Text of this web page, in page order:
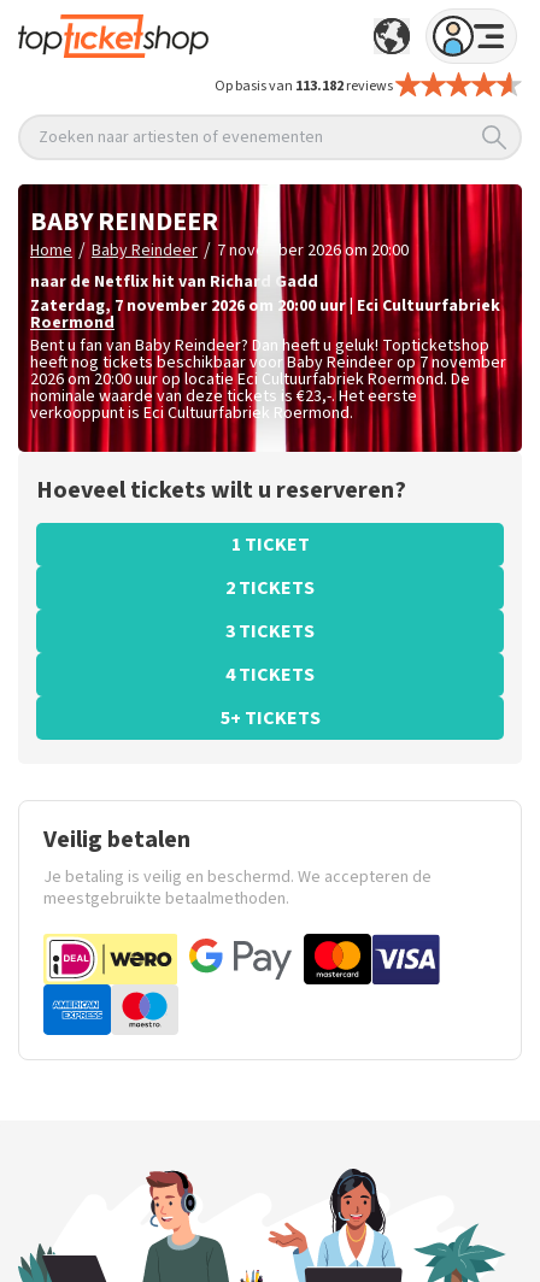
Op basis van 113.182reviews
Zoeken naar artiesten of evenementen
BABY REINDEER
Home / Baby Reindeer / 7 november 2026 om 20:00
naar de Netflix hit van Richard Gadd
zaterdag, 7 november 2026 om 20:00 uur |Eci Cultuurfabriek
Roermond
Bent u fan van Baby Reindeer? Dan heeft u geluk! Topticketshop
heeft nog tickets beschikbaar voor Baby Reindeer op 7 november
2026 om 20:00 uur op locatie Eci Cultuurfabriek Roermond. De
nominale waarde van deze tickets is €23,-. Het eerste
verkooppunt is Eci Cultuurfabriek Roermond.
Hoeveel tickets wilt u reserveren?
1 TICKET
2 TICKETS
3 TICKETS
4 TICKETS
5+ TICKETS
Veilig betalen
Je betaling is veilig en beschermd. We accepteren de
meestgebruikte betaalmethoden.